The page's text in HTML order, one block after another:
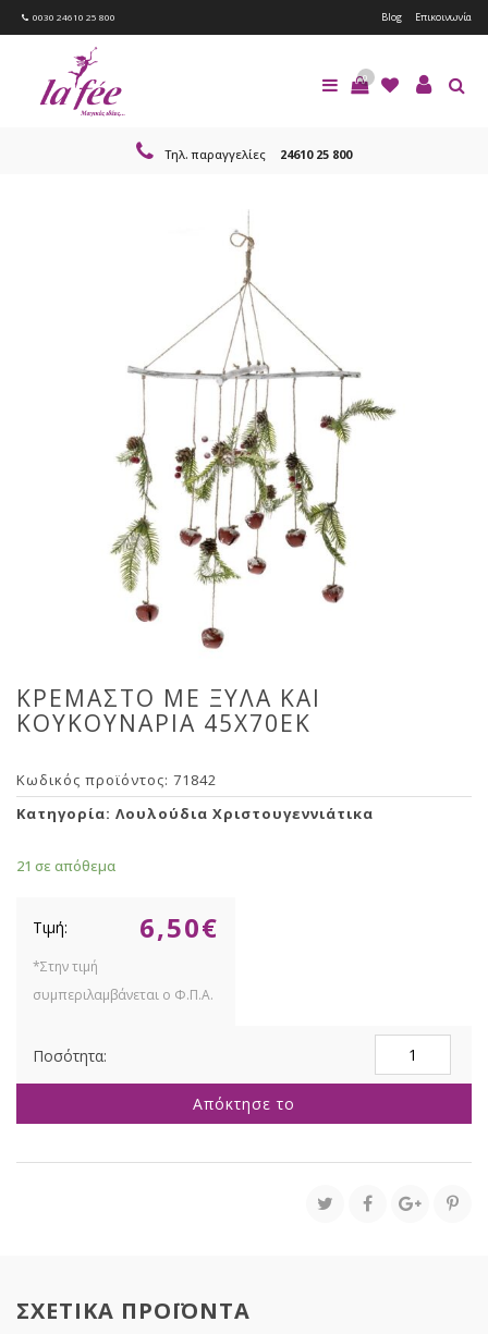
0030 24610 25 800 Blog Επικοινωνία
0
Τηλ. παραγγελίες 24610 25 800
ΚΡΕΜΑΣΤΟ ΜΕ ΞΥΛΑ KAI
ΚΟΥΚΟΥΝΑΡΙΑ 45Χ70ΕΚ
Κωδικός προϊόντος: 71842
Κατηγορία: Λουλούδια Χριστουγεννιάτικα
21 σε απόθεμα
6,50€
ΞΥΛΑ
ΚΟΥΚΟΥΝΑΡΙΑ
Απόκτησε το
ΣΧΕΤΙΚΑ ΠΡΟΪΟΝΤΑ